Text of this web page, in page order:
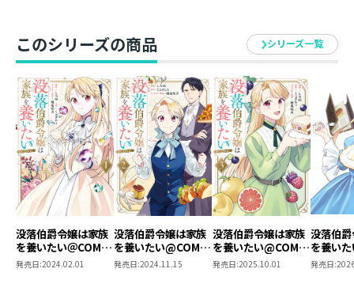
所持金ゼロから始める、転生タフ令嬢の逆転ダイアリー
第４巻！
このシリーズの商品 シリーズ一覧
没落伯爵令嬢は家族
を養いたい＠COMIC
第1巻
発売日:2024.02.01
没落伯爵令嬢は家族
を養いたい@COMIC
第2巻
発売日:2024.11.15
没落伯爵令嬢は家族
を養いたい@COMIC
第3巻
発売日:2025.10.01
没落伯
を養い
第4巻
発売日: